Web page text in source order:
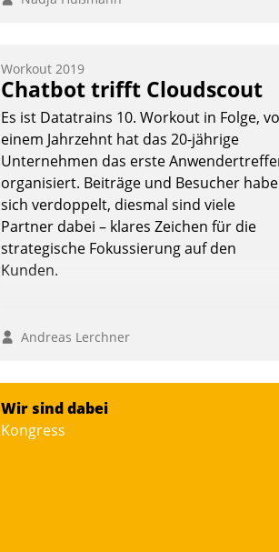
Workout 2019
Chatbot trifft Cloudscout
Es ist Datatrains 10. Workout in Folge,
einem Jahrzehnt hat das 20-jährige
Unternehmen das erste
organisiert. Beiträge und Besucher
sich verdoppelt, diesmal sind viele
Partner dabei – klares Zeichen für die
strategische Fokussierung auf den
Kunden.
Andreas Lerchner
Wir sind dabei
Kongress